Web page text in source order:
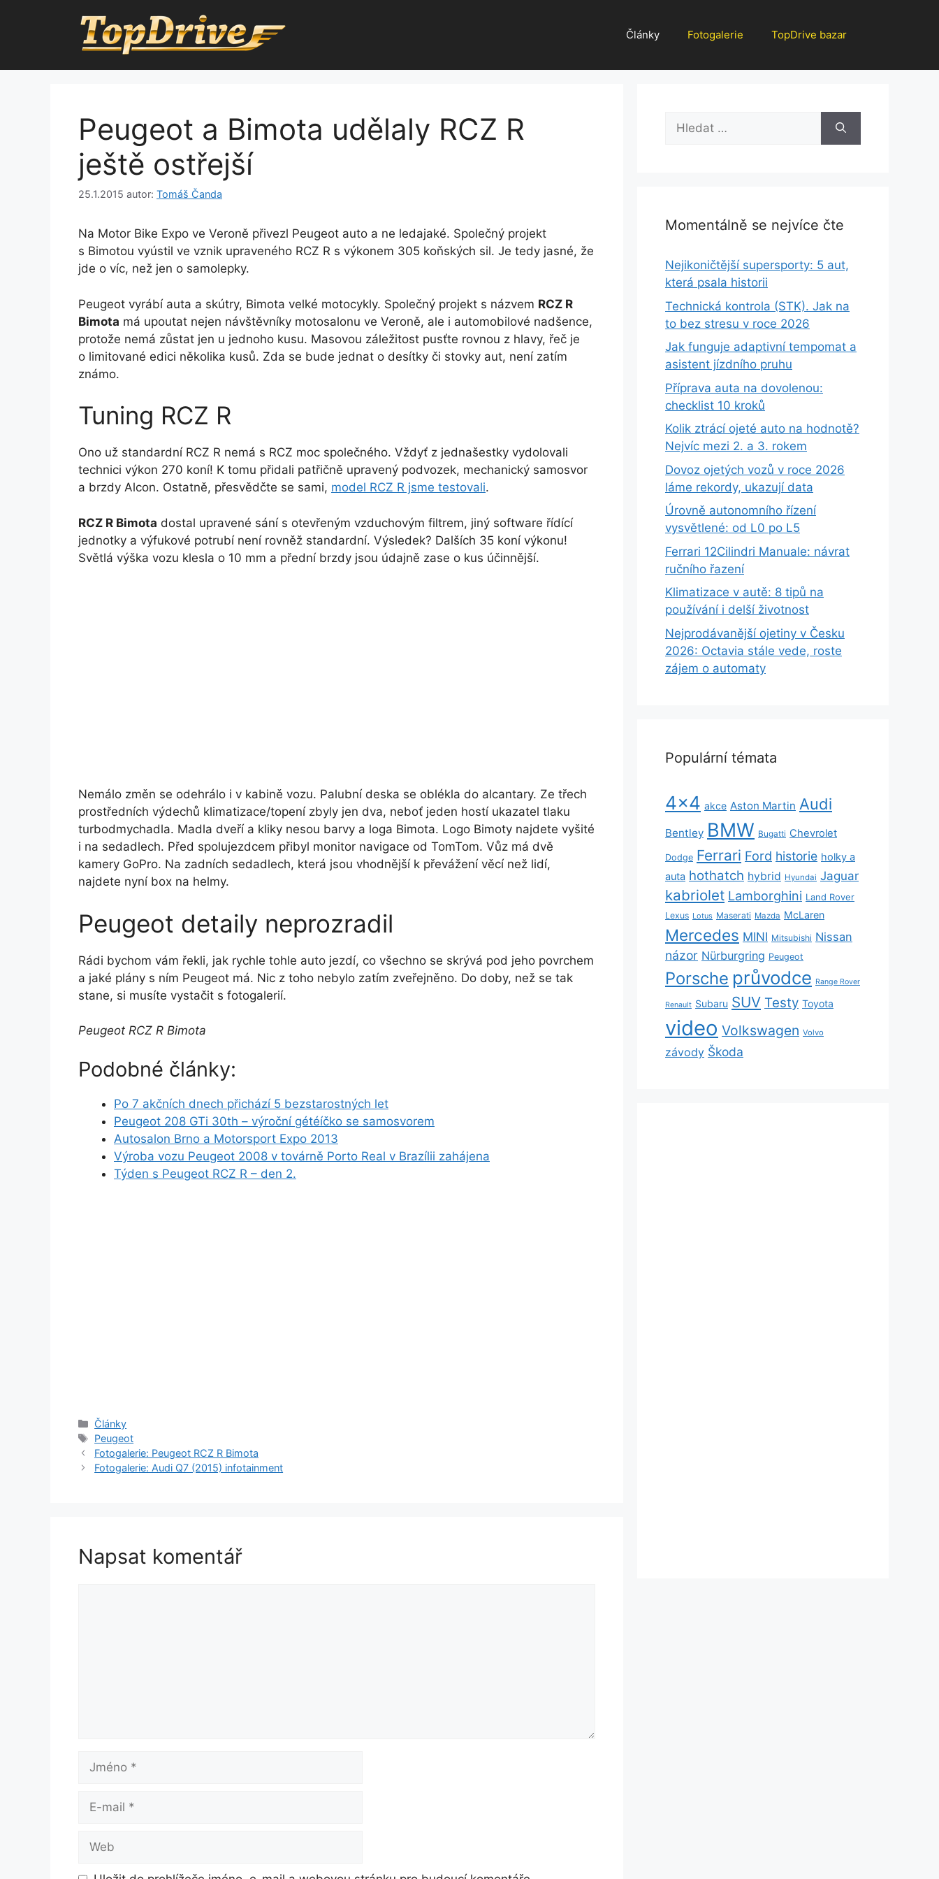
Články Fotogalerie TopDrive bazar
Peugeot a Bimota udělaly RCZ R
ještě ostřejší
25.1.2015 autor: Tomáš Čanda
Na Motor Bike Expo ve Veroně přivezl Peugeot auto a ne ledajaké. Společný projekt
s Bimotou vyústil ve vznik upraveného RCZ R s výkonem 305 koňských sil. Je tedy jasné, že
jde o víc, než jen o samolepky.
Peugeot vyrábí auta a skútry, Bimota velké motocykly. Společný projekt s názvem RCZ R
Bimota má upoutat nejen návštěvníky motosalonu ve Veroně, ale i automobilové nadšence,
protože nemá zůstat jen u jednoho kusu. Masovou záležitost pusťte rovnou z hlavy, řeč je
o limitované edici několika kusů. Zda se bude jednat o desítky či stovky aut, není zatím
známo.
Tuning RCZ R
Ono už standardní RCZ R nemá s RCZ moc společného. Vždyť z jednašestky vydolovali
technici výkon 270 koní! K tomu přidali patřičně upravený podvozek, mechanický samosvor
a brzdy Alcon. Ostatně, přesvědčte se sami, model RCZ R jsme testovali.
RCZ R Bimota dostal upravené sání s otevřeným vzduchovým filtrem, jiný software řídící
jednotky a výfukové potrubí není rovněž standardní. Výsledek? Dalších 35 koní výkonu!
Světlá výška vozu klesla o 10 mm a přední brzdy jsou údajně zase o kus účinnější.
Nemálo změn se odehrálo i v kabině vozu. Palubní deska se oblékla do alcantary. Ze třech
prostředních výdechů klimatizace/topení zbyly jen dva, neboť jeden hostí ukazatel tlaku
turbodmychadla. Madla dveří a kliky nesou barvy a loga Bimota. Logo Bimoty najdete vyšité
i na sedadlech. Před spolujezdcem přibyl monitor navigace od TomTom. Vůz má dvě
kamery GoPro. Na zadních sedadlech, která jsou vhodnější k převážení věcí než lidí,
najdete nyní box na helmy.
Peugeot detaily neprozradil
Rádi bychom vám řekli, jak rychle tohle auto jezdí, co všechno se skrývá pod jeho povrchem
a jaké plány s ním Peugeot má. Nic z toho nebylo zatím zveřejněno. Do doby, než se tak
stane, si musíte vystačit s fotogalerií.
Peugeot RCZ R Bimota
Podobné články:
Po 7 akčních dnech přichází 5 bezstarostných let
Peugeot 208 GTi 30th – výroční gétéíčko se samosvorem
Autosalon Brno a Motorsport Expo 2013
Výroba vozu Peugeot 2008 v továrně Porto Real v Brazílii zahájena
Týden s Peugeot RCZ R – den 2.
Rubriky
Články
Štítky
Peugeot
Fotogalerie: Peugeot RCZ R Bimota
Fotogalerie: Audi Q7 (2015) infotainment
Napsat komentář
Jméno
Web
Hledat:
Momentálně se nejvíce čte
Nejikoničtější supersporty: 5 aut,
která psala historii
Technická kontrola (STK). Jak na
to bez stresu v roce 2026
Jak funguje adaptivní tempomat a
asistent jízdního pruhu
Příprava auta na dovolenou:
checklist 10 kroků
Kolik ztrácí ojeté auto na hodnotě?
Nejvíc mezi 2. a 3. rokem
Dovoz ojetých vozů v roce 2026
láme rekordy, ukazují data
Úrovně autonomního řízení
vysvětlené: od L0 po L5
Ferrari 12Cilindri Manuale: návrat
ručního řazení
Klimatizace v autě: 8 tipů na
používání i delší životnost
Nejprodávanější ojetiny v Česku
2026: Octavia stále vede, roste
zájem o automaty
Populární témata
4x4 akce Aston Martin Audi
Bentley BMW Bugatti Chevrolet
Dodge Ferrari Ford historie holky a
auta hothatch hybrid Hyundai Jaguar
kabriolet Lamborghini Land Rover
Lexus Lotus Maserati Mazda McLaren
Mercedes MINI Mitsubishi Nissan
názor Nürburgring Peugeot
Porsche průvodce Range Rover
Renault Subaru SUV Testy Toyota
video Volkswagen Volvo
závody Škoda